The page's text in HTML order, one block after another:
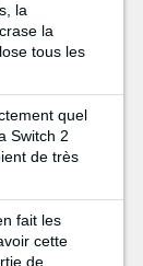
la
la
tous les
quel
Switch 2
de très
fait les
cette
de